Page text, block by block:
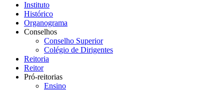
Instituto
Histórico
Organograma
Conselhos
Conselho Superior
Colégio de Dirigentes
Reitoria
Reitor
Pró-reitorias
Ensino